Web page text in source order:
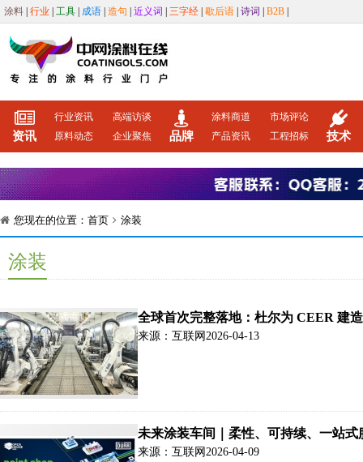
涂料 行业 工具 成语 造句 近义词 三字经 歇后语 诗词 B2B
资讯
行业资讯
高端访谈
原料动态
企业聚焦 品牌
涂料商道
市场评论
产品资讯
工程招标 技术
您现在的位置： 首页 涂装
涂装
全球首次完整落地：杜尔为 CEER 建
来源：互联网 2026-04-13
未来涂装车间｜柔性、可持续、一站式
来源：互联网 2026-04-09